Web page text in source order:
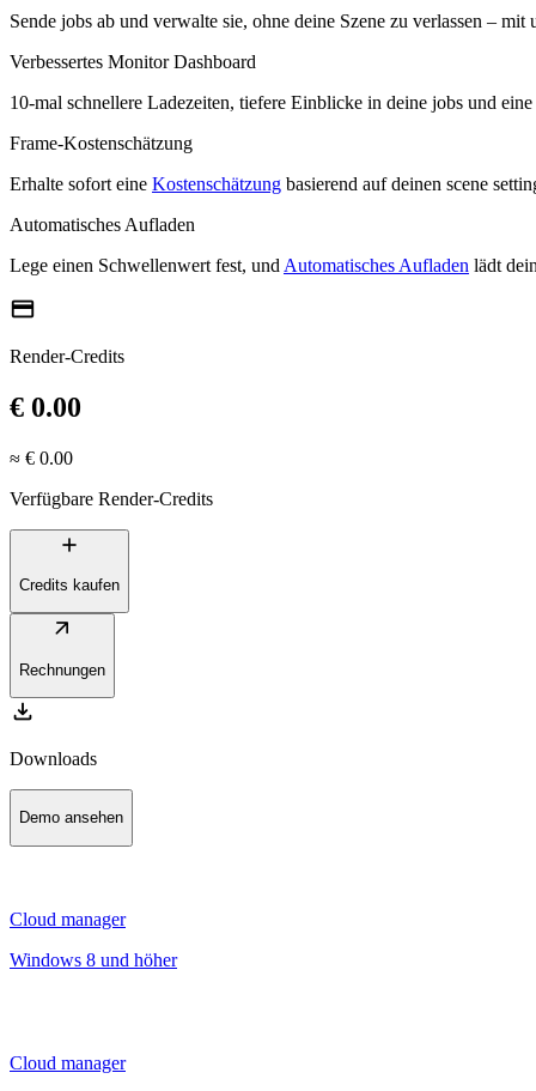
Sende jobs ab und verwalte sie, ohne deine Szene zu verlassen – mit
Verbessertes Monitor Dashboard
10-mal schnellere Ladezeiten, tiefere Einblicke in deine jobs und
Frame-Kostenschätzung
Erhalte sofort eine Kostenschätzung basierend auf deinen scene
Automatisches Aufladen
Lege einen Schwellenwert fest, und Automatisches Aufladen lädt
credit_card
Render-Credits
€ 0.00
≈ € 0.00
Verfügbare Render-Credits
add
Credits kaufen
arrow_outward
Rechnungen
download
Downloads
Demo ansehen
Cloud manager
Windows 8 und höher
Cloud manager